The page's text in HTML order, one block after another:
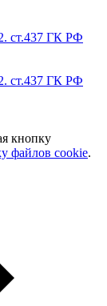
ст.437 ГК РФ
ст.437 ГК РФ
кнопку
файлов cookie.